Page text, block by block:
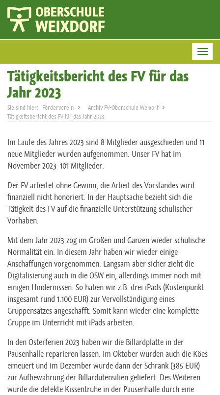
Tätigkeitsbericht des FV für das
Jahr 2023
Förderverein
Archiv FV-Oberschule Weixorf
Tätigkeitsbericht des FV für das Jahr 2023
Im Laufe des Jahres 2023 sind 8 Mitglieder ausgeschieden und 11
neue Mitglieder wurden aufgenommen. Unser FV hat im
November 2023 101 Mitglieder.
Der FV arbeitet ohne Gewinn, die Arbeit des Vorstandes wird
finanziell nicht honoriert. In der Hauptsache bezieht sich die
Tätigkeit des FV auf die finanzielle Unterstützung schulischer
Vorhaben.
Mit dem Jahr 2023 zog im Großen und Ganzen wieder schulische
Normalität ein. In diesem Jahr haben wir wieder einige
Anschaffungen vorgenommen. Langsam aber sicher zieht die
Digitalisierung auch in die OSW ein, allerdings immer noch mit
einigen Hindernissen. So haben wir z.B. drei iPads (Kostenpunkt
insgesamt rund 1.100 EUR) zur Vervollständigung eines
Gruppensatzes angeschafft. Somit kann wieder eine komplette
Gruppe im Unterricht mit iPads arbeiten.
In den Osterferien 2023 haben wir die Billardplatte in der
Pausenhalle reparieren lassen. Im Oktober wurden auch die Köes
erneuert und im Dezember wurde dann der Schrank (385 EUR)
zur Aufbewahrung der Billardutensilien geliefert. Des Weiteren
wurde die defekte Kissentruhe in der Pausenhalle durch eine